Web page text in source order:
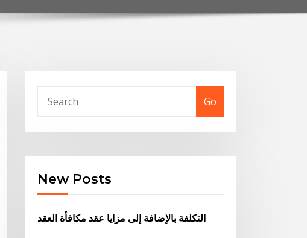
Go
New Posts
التكلفة بالإضافة إلى مزايا عقد مكافأة العقد